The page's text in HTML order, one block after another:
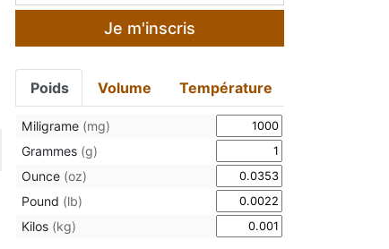
Je m'inscris
Poids Volume Température
Miligrame (mg)
Grammes (g)
Ounce (oz)
Pound (lb)
Kilos (kg)